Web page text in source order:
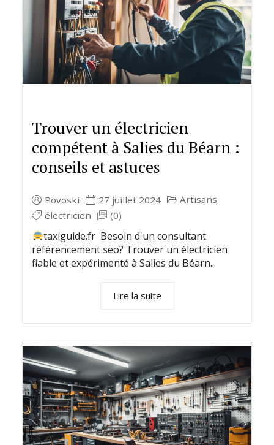
Trouver un électricien
compétent à Salies du Béarn :
conseils et astuces
Povoski 27 juillet 2024
Artisans
électricien
(0)
taxiguide.fr Besoin d'un consultant
référencement seo? Trouver un électricien
fiable et expérimenté à Salies du Béarn...
Lire la suite